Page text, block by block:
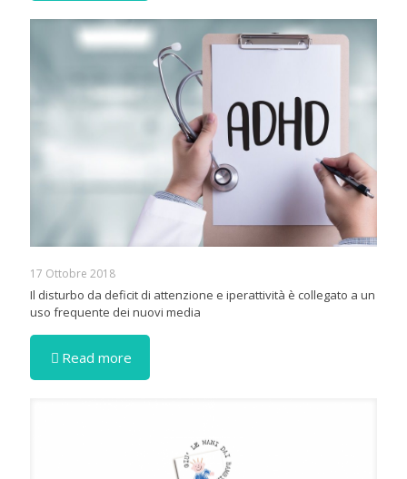
17 Ottobre 2018
Il disturbo da deficit di attenzione e iperattività è collegato a un
uso frequente dei nuovi media
Read more